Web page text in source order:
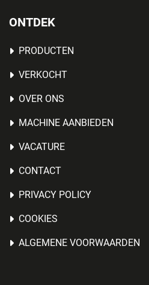
ONTDEK
PRODUCTEN
VERKOCHT
OVER ONS
MACHINE AANBIEDEN
VACATURE
CONTACT
PRIVACY POLICY
COOKIES
ALGEMENE VOORWAARDEN